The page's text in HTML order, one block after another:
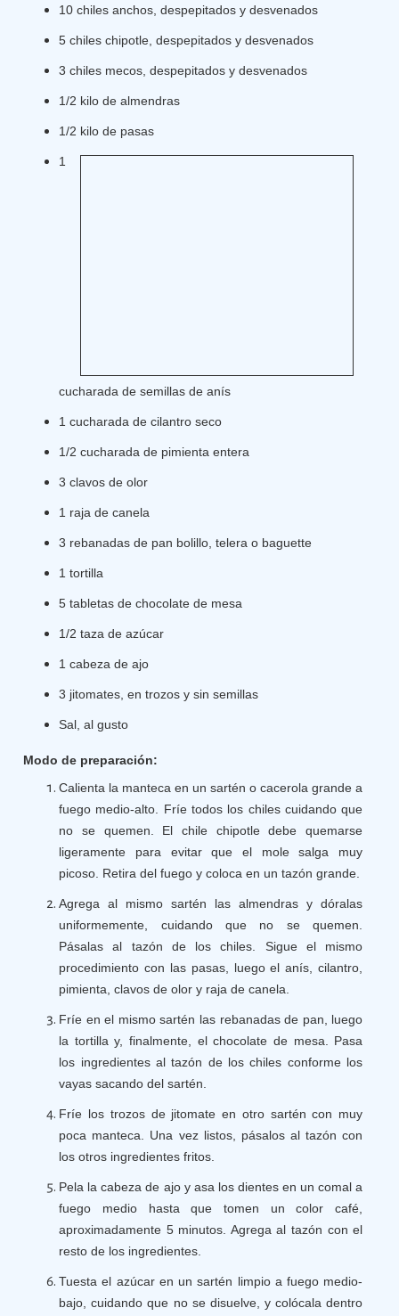
10 chiles anchos, despepitados y desvenados
5 chiles chipotle, despepitados y desvenados
3 chiles mecos, despepitados y desvenados
1/2 kilo de almendras
1/2 kilo de pasas
1
cucharada de semillas de anís
1 cucharada de cilantro seco
1/2 cucharada de pimienta entera
3 clavos de olor
1 raja de canela
3 rebanadas de pan bolillo, telera o baguette
1 tortilla
5 tabletas de chocolate de mesa
1/2 taza de azúcar
1 cabeza de ajo
3 jitomates, en trozos y sin semillas
Sal, al gusto
Modo de preparación:
Calienta la manteca en un sartén o cacerola grande a
fuego medio-alto. Fríe todos los chiles cuidando que
no se quemen. El chile chipotle debe quemarse
ligeramente para evitar que el mole salga muy
picoso. Retira del fuego y coloca en un tazón grande.
Agrega al mismo sartén las almendras y dóralas
uniformemente, cuidando que no se quemen.
Pásalas al tazón de los chiles. Sigue el mismo
procedimiento con las pasas, luego el anís, cilantro,
pimienta, clavos de olor y raja de canela.
Fríe en el mismo sartén las rebanadas de pan, luego
la tortilla y, finalmente, el chocolate de mesa. Pasa
los ingredientes al tazón de los chiles conforme los
vayas sacando del sartén.
Fríe los trozos de jitomate en otro sartén con muy
poca manteca. Una vez listos, pásalos al tazón con
los otros ingredientes fritos.
Pela la cabeza de ajo y asa los dientes en un comal a
fuego medio hasta que tomen un color café,
aproximadamente 5 minutos. Agrega al tazón con el
resto de los ingredientes.
Tuesta el azúcar en un sartén limpio a fuego medio-
bajo, cuidando que no se disuelve, y colócala dentro